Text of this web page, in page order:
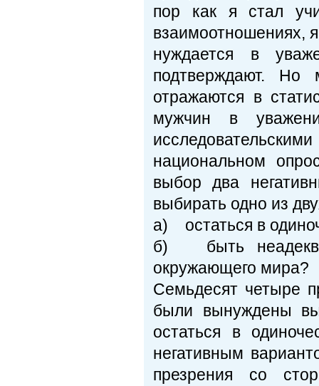
пор как я стал
взаимоотношениях,
нуждается в
подтверждают.
отражаются в
мужчин в
национальном
выбор два
выбирать одно из
а) остаться в
б) быть
окружающего мира?
Семьдесят четыре
были вынуждены
остаться в
негативным
презрения со